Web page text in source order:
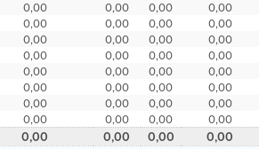
0,00 0,00 0,00
0,00
0,00 0,00 0,00
0,00
0,00 0,00 0,00
0,00
0,00 0,00 0,00
0,00
0,00 0,00 0,00
0,00
0,00 0,00 0,00
0,00
0,00 0,00 0,00
0,00
0,00 0,00 0,00 0,00
0,00 0,00 0,00 0,00